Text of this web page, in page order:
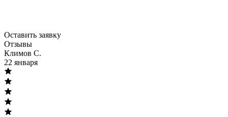
Оставить заявку
Отзывы
Климов С.
22 января